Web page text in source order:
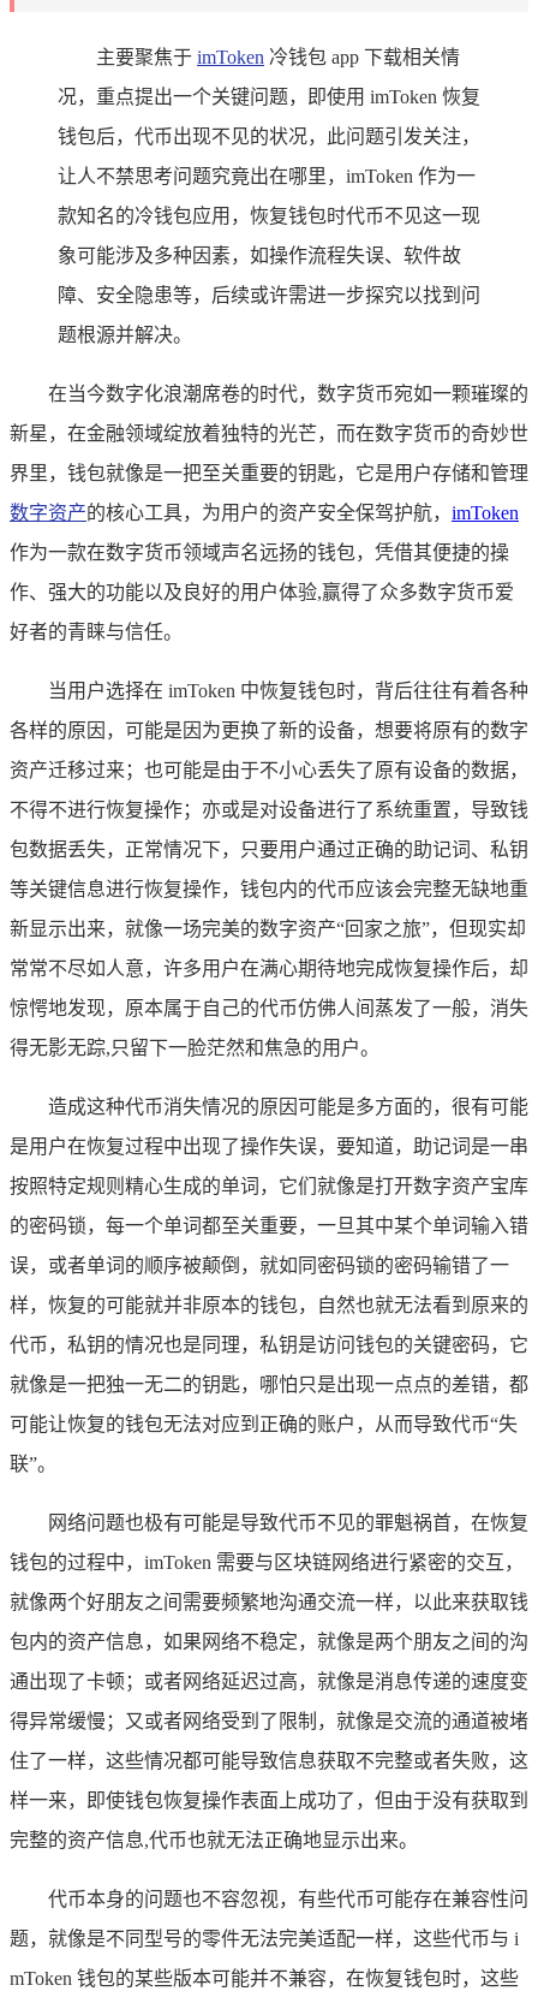
主要聚焦于 imToken 冷钱包 app 下载相关情
况，重点提出一个关键问题，即使用 imToken 恢复
钱包后，代币出现不见的状况，此问题引发关注，
让人不禁思考问题究竟出在哪里，imToken 作为一
款知名的冷钱包应用，恢复钱包时代币不见这一现
象可能涉及多种因素，如操作流程失误、软件故
障、安全隐患等，后续或许需进一步探究以找到问
题根源并解决。
在当今数字化浪潮席卷的时代，数字货币宛如一颗璀璨的
新星，在金融领域绽放着独特的光芒，而在数字货币的奇妙世
界里，钱包就像是一把至关重要的钥匙，它是用户存储和管理
数字资产的核心工具，为用户的资产安全保驾护航， imToken
作为一款在数字货币领域声名远扬的钱包，凭借其便捷的操
作、强大的功能以及良好的用户体验,赢得了众多数字货币爱
好者的青睐与信任。
当用户选择在 imToken 中恢复钱包时，背后往往有着各种
各样的原因，可能是因为更换了新的设备，想要将原有的数字
资产迁移过来；也可能是由于不小心丢失了原有设备的数据，
不得不进行恢复操作；亦或是对设备进行了系统重置，导致钱
包数据丢失，正常情况下，只要用户通过正确的助记词、私钥
等关键信息进行恢复操作，钱包内的代币应该会完整无缺地重
新显示出来，就像一场完美的数字资产“回家之旅”，但现实却
常常不尽如人意，许多用户在满心期待地完成恢复操作后，却
惊愕地发现，原本属于自己的代币仿佛人间蒸发了一般，消失
得无影无踪,只留下一脸茫然和焦急的用户。
造成这种代币消失情况的原因可能是多方面的，很有可能
是用户在恢复过程中出现了操作失误，要知道，助记词是一串
按照特定规则精心生成的单词，它们就像是打开数字资产宝库
的密码锁，每一个单词都至关重要，一旦其中某个单词输入错
误，或者单词的顺序被颠倒，就如同密码锁的密码输错了一
样，恢复的可能就并非原本的钱包，自然也就无法看到原来的
代币，私钥的情况也是同理，私钥是访问钱包的关键密码，它
就像是一把独一无二的钥匙，哪怕只是出现一点点的差错，都
可能让恢复的钱包无法对应到正确的账户，从而导致代币“失
联”。
网络问题也极有可能是导致代币不见的罪魁祸首，在恢复
钱包的过程中，imToken 需要与区块链网络进行紧密的交互，
就像两个好朋友之间需要频繁地沟通交流一样，以此来获取钱
包内的资产信息，如果网络不稳定，就像是两个朋友之间的沟
通出现了卡顿；或者网络延迟过高，就像是消息传递的速度变
得异常缓慢；又或者网络受到了限制，就像是交流的通道被堵
住了一样，这些情况都可能导致信息获取不完整或者失败，这
样一来，即使钱包恢复操作表面上成功了，但由于没有获取到
完整的资产信息,代币也就无法正确地显示出来。
代币本身的问题也不容忽视，有些代币可能存在兼容性问
题，就像是不同型号的零件无法完美适配一样，这些代币与 i
mToken 钱包的某些版本可能并不兼容，在恢复钱包时，这些